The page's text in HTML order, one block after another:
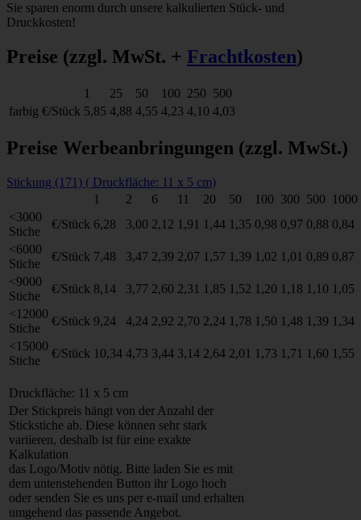
Sie sparen enorm durch unsere kalkulierten Stück- und
Druckkosten!
Preise (zzgl. MwSt. + Frachtkosten)
1 25 50 100 250 500
farbig €/Stück 5,85 4,88 4,55 4,23 4,10 4,03
Preise Werbeanbringungen (zzgl. MwSt.)
Stickung (171) ( Druckfläche: 11 x 5 cm)
1
2 6 11 20 50 100 300 500
1000
<3000
Stiche
€/Stück 6,28 3,00 2,12 1,91 1,44 1,35 0,98 0,97 0,88 0,84
<6000
Stiche
€/Stück 7,48 3,47 2,39 2,07 1,57 1,39 1,02 1,01 0,89 0,87
<9000
Stiche
€/Stück 8,14 3,77 2,60 2,31 1,85 1,52 1,20 1,18 1,10 1,05
<12000
Stiche
€/Stück 9,24 4,24 2,92 2,70 2,24 1,78 1,50 1,48 1,39 1,34
<15000
Stiche
€/Stück 10,34 4,73 3,44 3,14 2,64 2,01 1,73 1,71 1,60 1,55
Druckfläche: 11 x 5 cm
Der Stickpreis hängt von der Anzahl der
Stickstiche ab. Diese können sehr stark
variieren, deshalb ist für eine exakte
Kalkulation
das Logo/Motiv nötig. Bitte laden Sie es mit
dem untenstehenden Button ihr Logo hoch
oder senden Sie es uns per e-mail und erhalten
umgehend das passende Angebot.